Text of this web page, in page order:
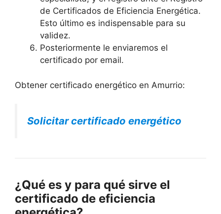
de Certificados de Eficiencia Energética.
Esto último es indispensable para su
validez.
Posteriormente le enviaremos el
certificado por email.
Obtener certificado energético en Amurrio:
Solicitar certificado energético
¿Qué es y para qué sirve el
certificado de eficiencia